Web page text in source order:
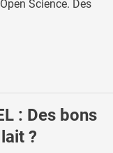
Science. Des
: Des bons
?